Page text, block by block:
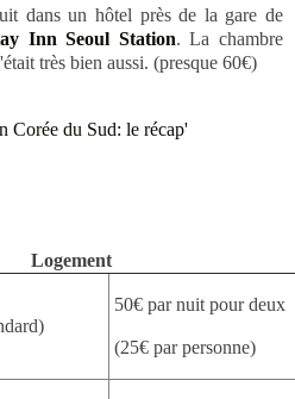
dans un hôtel près de la gare de
Inn Seoul Station. La chambre
très bien aussi. (presque 60€)
Logement
50€ par nuit pour deux
(25€ par personne)